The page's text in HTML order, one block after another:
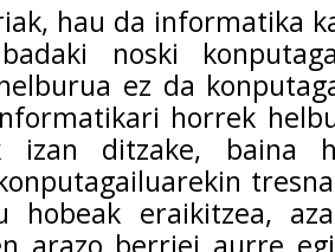
hau da informatika
noski
ez da
horrek
izan ditzake, baina
hobeak eraikitzea,